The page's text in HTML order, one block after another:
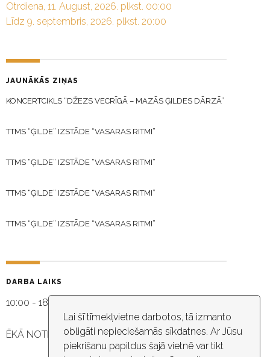
Lai šī tīmekļvietne darbotos, tā izmanto
obligāti nepieciešamās sīkdatnes. Ar Jūsu
piekrišanu papildus šajā vietnē var tikt
Otrdiena, 11. August, 2026. plkst. 00:00
Līdz 9. septembris, 2026. plkst. 20:00
JAUNĀKĀS ZIŅAS
KONCERTCIKLS “DŽEZS VECRĪGĀ – MAZĀS ĢILDES DĀRZĀ”
TTMS “ĢILDE” IZSTĀDE “VASARAS RITMI”
TTMS “ĢILDE” IZSTĀDE “VASARAS RITMI”
TTMS “ĢILDE” IZSTĀDE “VASARAS RITMI”
TTMS “ĢILDE” IZSTĀDE “VASARAS RITMI”
DARBA LAIKS
10:00 - 18:30
ĒKĀ NOTIEK VIDEO NOVĒROŠANA